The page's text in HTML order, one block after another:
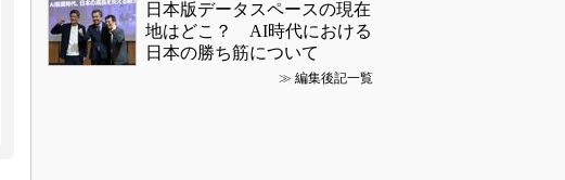
日本版データスペースの現在
地はどこ？ AI時代における
日本の勝ち筋について
≫ 編集後記一覧